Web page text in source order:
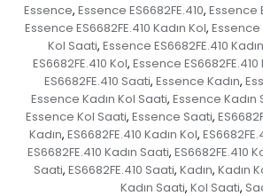
Essence, Essence ES6682FE.410, Essence
Essence ES6682FE.410 Kadın Kol, Essence
Kol Saati, Essence ES6682FE.410
ES6682FE.410 Kol, Essence
ES6682FE.410 Saati, Essence Kadın,
Essence Kadın Kol Saati, Essence Kadın
Essence Kol Saati, Essence Saati,
Kadın, ES6682FE.410 Kadın Kol,
ES6682FE.410 Kadın Saati, ES6682FE.410
Saati, ES6682FE.410 Saati, Kadın, Kadın
Kadın Saati, Kol Saati,